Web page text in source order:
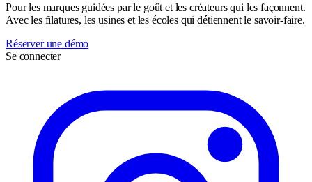
Pour les marques guidées par le goût et les créateurs qui les façonnent.
Avec les filatures, les usines et les écoles qui détiennent le savoir-faire.
Réserver une démo
Se connecter